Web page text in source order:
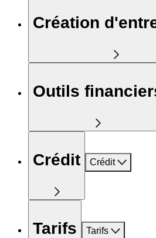
Création
Outils
Crédit Crédit
Tarifs Tarifs